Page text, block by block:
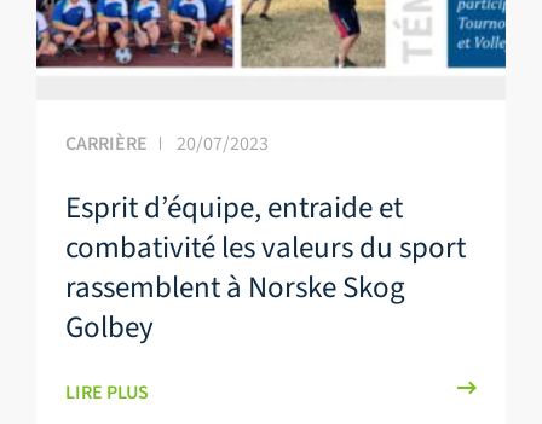
CARRIÈRE 20/07/2023
Esprit d’équipe, entraide et
combativité les valeurs du sport
rassemblent à Norske Skog
Golbey
LIRE PLUS